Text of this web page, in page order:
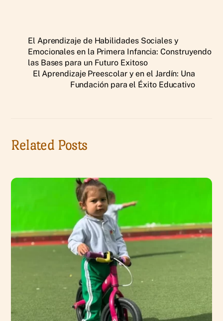
El Aprendizaje de Habilidades Sociales y
Emocionales en la Primera Infancia: Construyendo
las Bases para un Futuro Exitoso
El Aprendizaje Preescolar y en el Jardín: Una
Fundación para el Éxito Educativo
Related Posts